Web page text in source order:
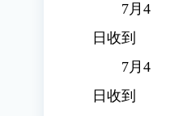
7月4
日收到
7月4
日收到